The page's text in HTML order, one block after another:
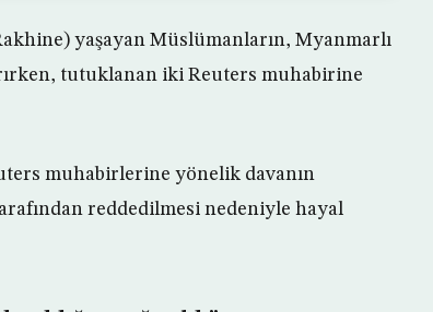
yaşayan Müslümanların, Myanmarlı
tutuklanan iki Reuters muhabirine
muhabirlerine yönelik davanın
reddedilmesi nedeniyle hayal